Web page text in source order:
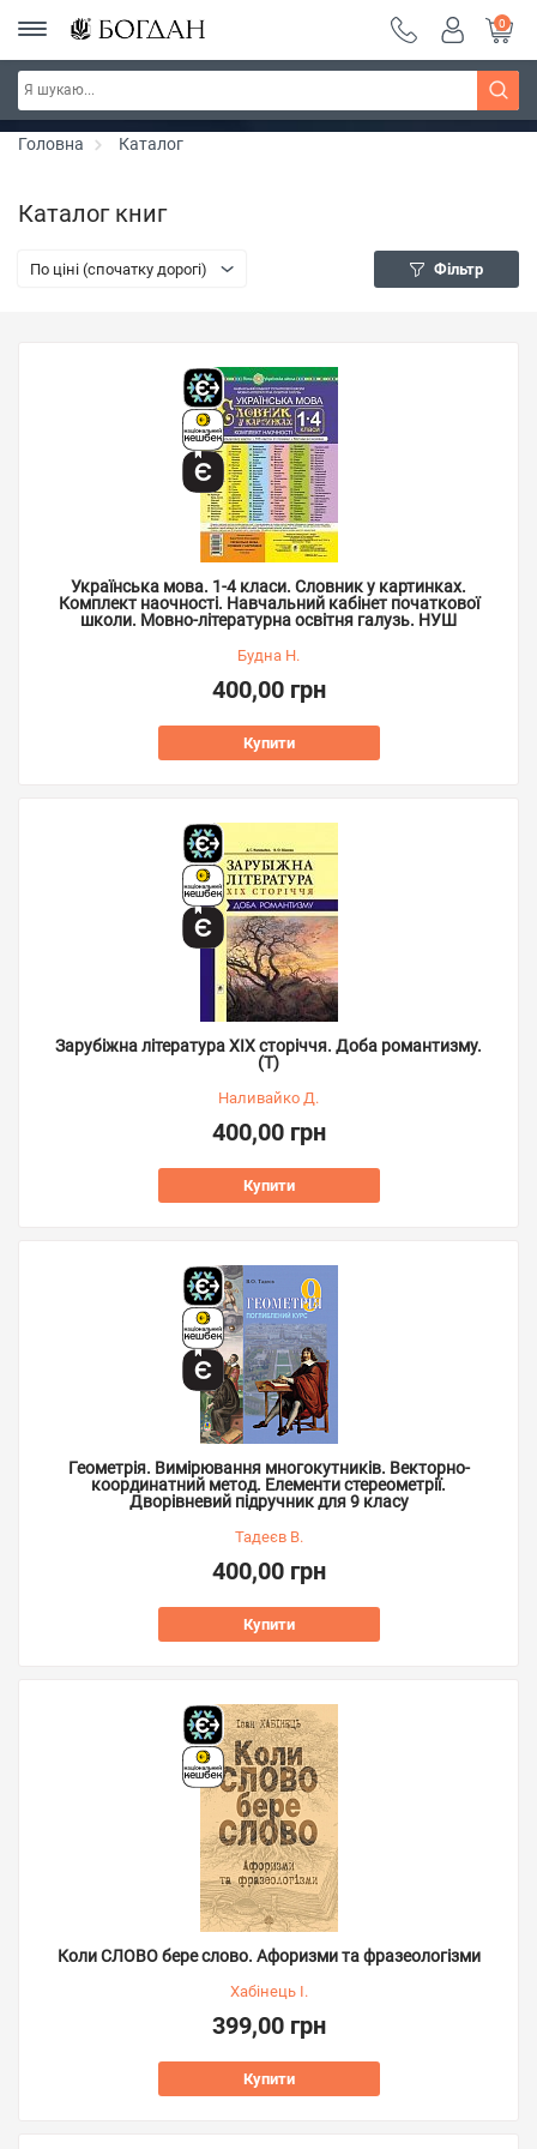
Серія "Чейзіана" ~ знижка 20%
0
Головна Каталог
Каталог книг
По ціні (спочатку дорогі) Фільтр
Українська мова. 1-4 класи. Словник у картинках.
Комплект наочності. Навчальний кабінет початкової
школи. Мовно-літературна освітня галузь. НУШ
Будна Н.
400,00 грн
Купити
Зарубіжна література XIX сторіччя. Доба романтизму.
(Т)
Наливайко Д.
400,00 грн
Купити
Геометрія. Вимірювання многокутників. Векторно-
координатний метод. Елементи стереометрії.
Дворівневий підручник для 9 класу
Тадеєв В.
400,00 грн
Купити
Коли СЛОВО бере слово. Афоризми та фразеологізми
Хабінець І.
399,00 грн
Купити